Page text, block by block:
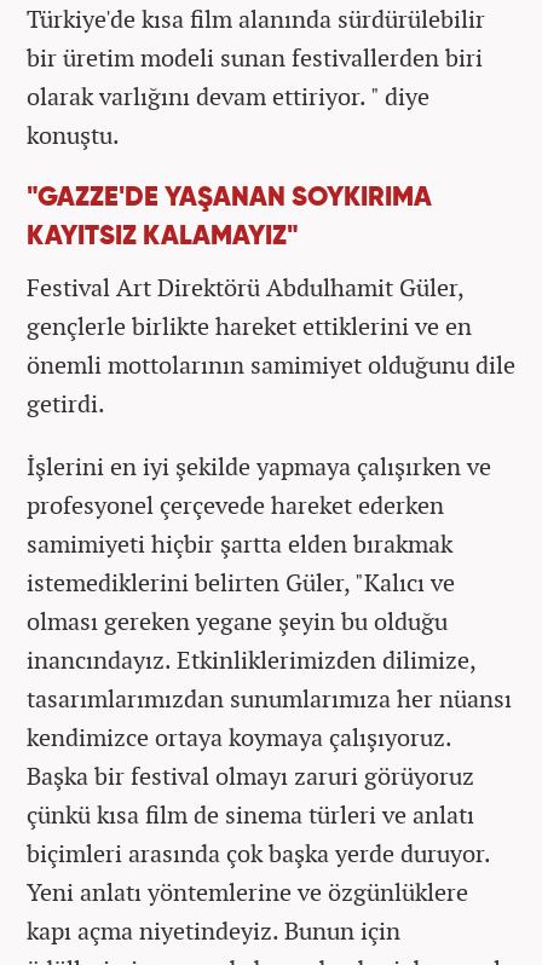
Türkiye'de kısa film alanında sürdürülebilir
bir üretim modeli sunan festivallerden biri
olarak varlığını devam ettiriyor. " diye
konuştu.
"GAZZE'DE YAŞANAN SOYKIRIMA
KAYITSIZ KALAMAYIZ"
Festival Art Direktörü Abdulhamit Güler,
gençlerle birlikte hareket ettiklerini ve en
önemli mottolarının samimiyet olduğunu dile
getirdi.
İşlerini en iyi şekilde yapmaya çalışırken ve
profesyonel çerçevede hareket ederken
samimiyeti hiçbir şartta elden bırakmak
istemediklerini belirten Güler, "Kalıcı ve
olması gereken yegane şeyin bu olduğu
inancındayız. Etkinliklerimizden dilimize,
tasarımlarımızdan sunumlarımıza her nüansı
kendimizce ortaya koymaya çalışıyoruz.
Başka bir festival olmayı zaruri görüyoruz
çünkü kısa film de sinema türleri ve anlatı
biçimleri arasında çok başka yerde duruyor.
Yeni anlatı yöntemlerine ve özgünlüklere
kapı açma niyetindeyiz. Bunun için